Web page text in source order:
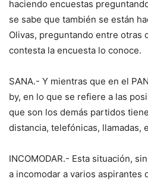
haciendo encuestas
se sabe que también se están
Olivas, preguntando entre otras
contesta la encuesta lo conoce.
SANA.- Y mientras que en el
by, en lo que se refiere a las
que son los demás partidos
distancia, telefónicas, llamadas,
INCOMODAR.- Esta situación,
a incomodar a varios aspirantes